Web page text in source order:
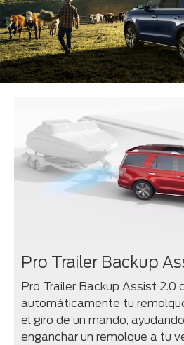
Pro Trailer Backup
Pro Trailer Backup Assist 2.0
automáticamente tu
el giro de un mando,
enganchar un remolque a tu